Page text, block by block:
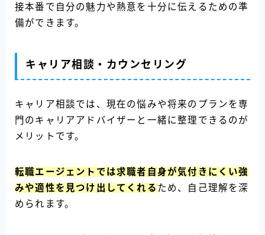
接本番で自分の魅力や熱意を十分に伝えるための準
備ができます。
キャリア相談・カウンセリング
キャリア相談では、現在の悩みや将来のプランを専
門のキャリアアドバイザーと一緒に整理できるのが
メリットです。
転職エージェントでは求職者自身が気付きにくい強
みや適性を見つけ出してくれる ため、自己理解を深
められます。